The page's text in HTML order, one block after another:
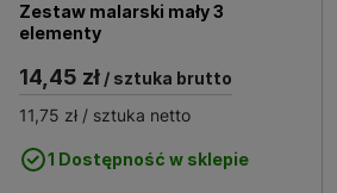
Zestaw malarski mały 3
elementy
14,45 zł / sztuka brutto
11,75 zł / sztuka netto
1 Dostępność w sklepie